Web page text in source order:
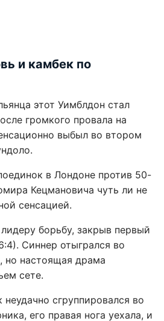
и камбек по
этот Уимблдон стал
громкого провала на
выбыл во втором
в Лондоне против 50-
Кецмановича чуть ли не
сенсацией.
борьбу, закрыв первый
Синнер отыгрался во
но настоящая драма
сете.
сгруппировался во
его правая нога уехала, и